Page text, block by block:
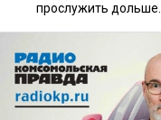
прослужить дольше.